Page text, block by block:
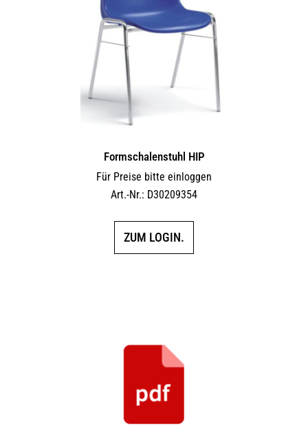
Formschalenstuhl HIP
Für Preise bitte einloggen
Art.-Nr.: D30209354
ZUM LOGIN.